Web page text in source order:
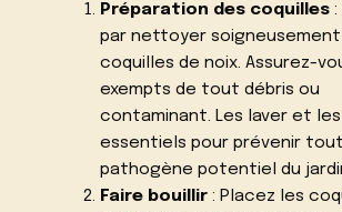
Préparation des coquilles:
par nettoyer soigneusement
coquilles de noix. Assurez-
exempts de tout débris ou
contaminant. Les laver et
essentiels pour prévenir
pathogène potentiel du
Faire bouillir: Placez les